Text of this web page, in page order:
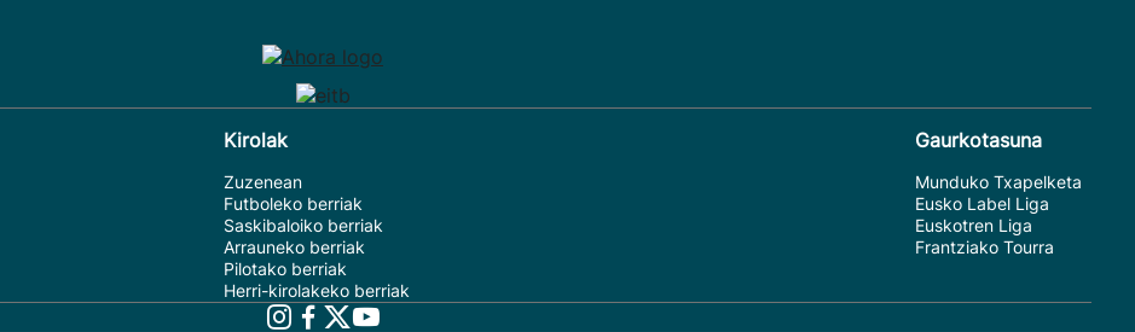
Kirolak
Zuzenean
Futboleko berriak
Saskibaloiko berriak
Arrauneko berriak
Pilotako berriak
Herri-kirolakeko berriak
Gaurkotasuna
Munduko Txapelketa
Eusko Label Liga
Euskotren Liga
Frantziako Tourra